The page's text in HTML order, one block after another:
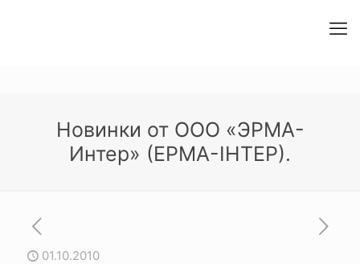
Новинки от ООО «ЭРМА-
Интер» (ЕРМА-ІНТЕР).
01.10.2010